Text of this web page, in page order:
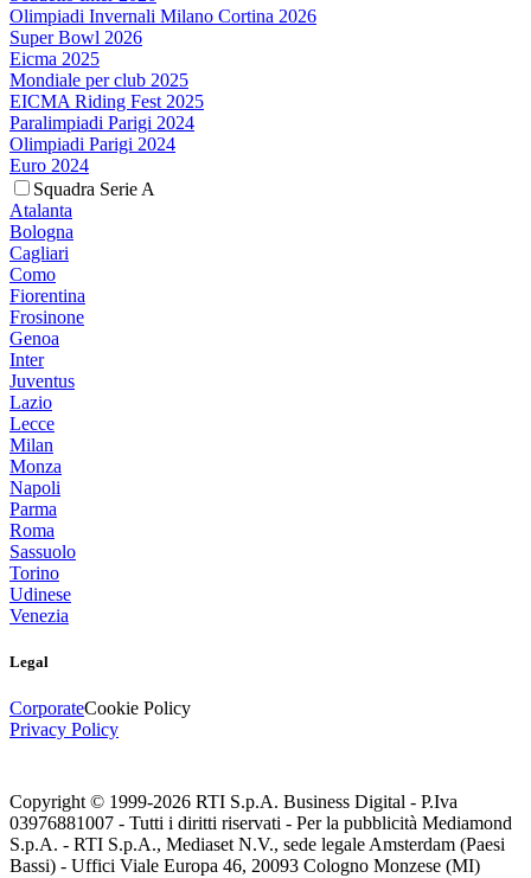
Olimpiadi Invernali Milano Cortina 2026
Super Bowl 2026
Eicma 2025
Mondiale per club 2025
EICMA Riding Fest 2025
Paralimpiadi Parigi 2024
Olimpiadi Parigi 2024
Euro 2024
Squadra Serie A
Atalanta
Bologna
Cagliari
Como
Fiorentina
Frosinone
Genoa
Inter
Juventus
Lazio
Lecce
Milan
Monza
Napoli
Parma
Roma
Sassuolo
Torino
Udinese
Venezia
Legal
CorporateCookie Policy
Privacy Policy
Copyright © 1999-2026 RTI S.p.A. Business Digital - P.Iva
03976881007 - Tutti i diritti riservati - Per la pubblicità Mediamond
S.p.A. - RTI S.p.A., Mediaset N.V., sede legale Amsterdam (Paesi
Bassi) - Uffici Viale Europa 46, 20093 Cologno Monzese (MI)